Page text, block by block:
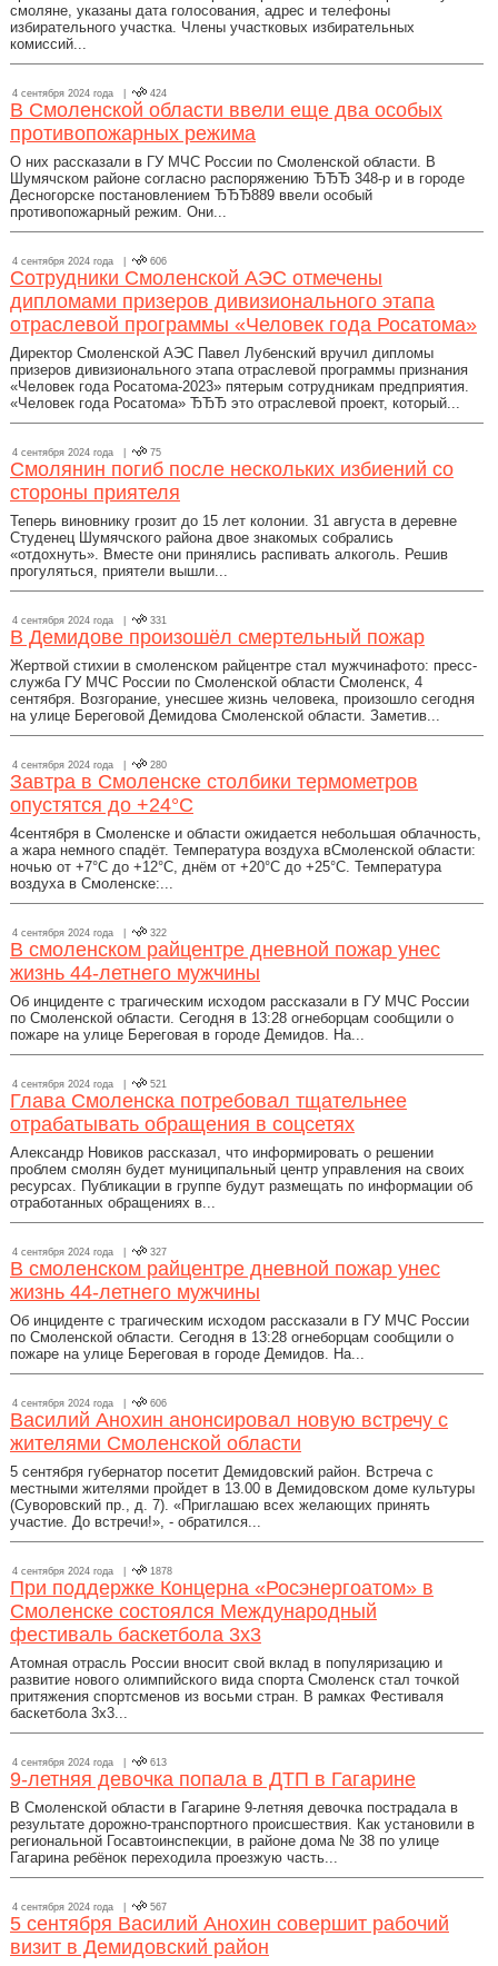
смоляне, указаны дата голосования, адрес и телефоны
избирательного участка. Члены участковых избирательных
комиссий...
4 сентября 2024 года | 424
В Смоленской области ввели еще два особых
противопожарных режима
О них рассказали в ГУ МЧС России по Смоленской области. В
Шумячском районе согласно распоряжению ЂЂЂ 348-р и в городе
Десногорске постановлением ЂЂЂ889 ввели особый
противопожарный режим. Они...
4 сентября 2024 года | 606
Сотрудники Смоленской АЭС отмечены
дипломами призеров дивизионального этапа
отраслевой программы «Человек года Росатома»
Директор Смоленской АЭС Павел Лубенский вручил дипломы
призеров дивизионального этапа отраслевой программы признания
«Человек года Росатома-2023» пятерым сотрудникам предприятия.
«Человек года Росатома» ЂЂЂ это отраслевой проект, который...
4 сентября 2024 года | 75
Смолянин погиб после нескольких избиений со
стороны приятеля
Теперь виновнику грозит до 15 лет колонии. 31 августа в деревне
Студенец Шумячского района двое знакомых собрались
«отдохнуть». Вместе они принялись распивать алкоголь. Решив
прогуляться, приятели вышли...
4 сентября 2024 года | 331
В Демидове произошёл смертельный пожар
Жертвой стихии в смоленском райцентре стал мужчинафото: пресс-
служба ГУ МЧС России по Смоленской области Смоленск, 4
сентября. Возгорание, унесшее жизнь человека, произошло сегодня
на улице Береговой Демидова Смоленской области. Заметив...
4 сентября 2024 года | 280
Завтра в Смоленске столбики термометров
опустятся до +24°C
4сентября в Смоленске и области ожидается небольшая облачность,
а жара немного спадёт. Температура воздуха вСмоленской области:
ночью от +7°C до +12°C, днём от +20°C до +25°C. Температура
воздуха в Смоленске:...
4 сентября 2024 года | 322
В смоленском райцентре дневной пожар унес
жизнь 44-летнего мужчины
Об инциденте с трагическим исходом рассказали в ГУ МЧС России
по Смоленской области. Сегодня в 13:28 огнеборцам сообщили о
пожаре на улице Береговая в городе Демидов. На...
4 сентября 2024 года | 521
Глава Смоленска потребовал тщательнее
отрабатывать обращения в соцсетях
Александр Новиков рассказал, что информировать о решении
проблем смолян будет муниципальный центр управления на своих
ресурсах. Публикации в группе будут размещать по информации об
отработанных обращениях в...
4 сентября 2024 года | 327
В смоленском райцентре дневной пожар унес
жизнь 44-летнего мужчины
Об инциденте с трагическим исходом рассказали в ГУ МЧС России
по Смоленской области. Сегодня в 13:28 огнеборцам сообщили о
пожаре на улице Береговая в городе Демидов. На...
4 сентября 2024 года | 606
Василий Анохин анонсировал новую встречу с
жителями Смоленской области
5 сентября губернатор посетит Демидовский район. Встреча с
местными жителями пройдет в 13.00 в Демидовском доме культуры
(Суворовский пр., д. 7). «Приглашаю всех желающих принять
участие. До встречи!», - обратился...
4 сентября 2024 года | 1878
При поддержке Концерна «Росэнергоатом» в
Смоленске состоялся Международный
фестиваль баскетбола 3х3
Атомная отрасль России вносит свой вклад в популяризацию и
развитие нового олимпийского вида спорта Смоленск стал точкой
притяжения спортсменов из восьми стран. В рамках Фестиваля
баскетбола 3х3...
4 сентября 2024 года | 613
9-летняя девочка попала в ДТП в Гагарине
В Смоленской области в Гагарине 9-летняя девочка пострадала в
результате дорожно-транспортного происшествия. Как установили в
региональной Госавтоинспекции, в районе дома № 38 по улице
Гагарина ребёнок переходила проезжую часть...
4 сентября 2024 года | 567
5 сентября Василий Анохин совершит рабочий
визит в Демидовский район